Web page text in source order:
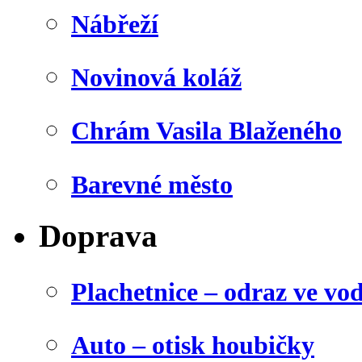
Nábřeží
Novinová koláž
Chrám Vasila Blaženého
Barevné město
Doprava
Plachetnice – odraz ve
Auto – otisk houbičky